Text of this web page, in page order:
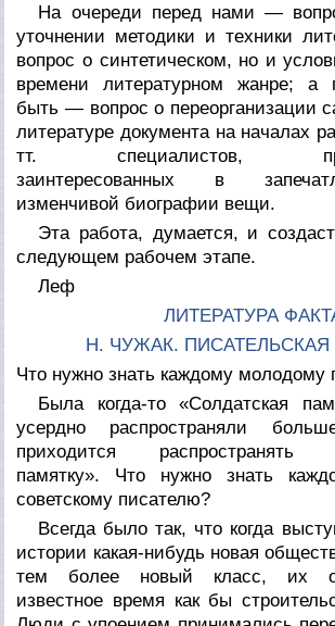
На очереди перед нами —
уточнении методики и техники
вопрос о синтетическом, но и
времени литературном жанре; а
быть — вопрос о переорганизации
литературе документа на началах
тт. специалистов,
заинтересованных в
изменчивой биографии вещи.
Эта работа, думается, и
следующем рабочем этапе.
Леф
ЛИТЕРАТУРА
Н. ЧУЖАК.
Что нужно знать каждому молодому
Была когда-то «Солдатская
усердно распространяли
приходится распространять
памятку». Что нужно знать
советскому писателю?
Всегда было так, что когда
истории какая-нибудь новая
тем более новый класс, их
известное время как бы